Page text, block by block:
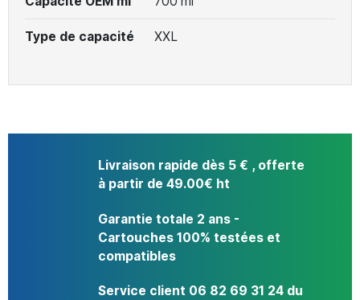
Type de capacité XXL
Livraison rapide dès 5 € , offerte
à partir de 49.00€ ht
Garantie totale 2 ans -
Cartouches 100% testées et
compatibles
Service client 06 82 69 31 24 du